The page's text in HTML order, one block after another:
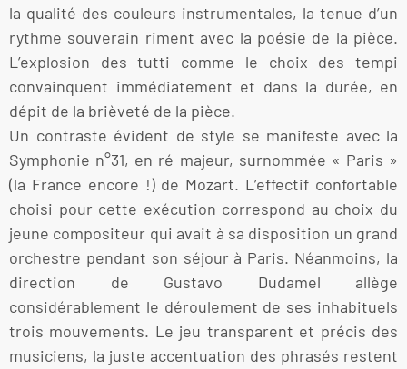
la qualité des couleurs instrumentales, la tenue d’un
rythme souverain riment avec la poésie de la pièce.
L’explosion des tutti comme le choix des tempi
convainquent immédiatement et dans la durée, en
dépit de la brièveté de la pièce.
Un contraste évident de style se manifeste avec la
Symphonie n°31, en ré majeur, surnommée « Paris »
(la France encore !) de Mozart. L’effectif confortable
choisi pour cette exécution correspond au choix du
jeune compositeur qui avait à sa disposition un grand
orchestre pendant son séjour à Paris. Néanmoins, la
direction de Gustavo Dudamel allège
considérablement le déroulement de ses inhabituels
trois mouvements. Le jeu transparent et précis des
musiciens, la juste accentuation des phrasés restent